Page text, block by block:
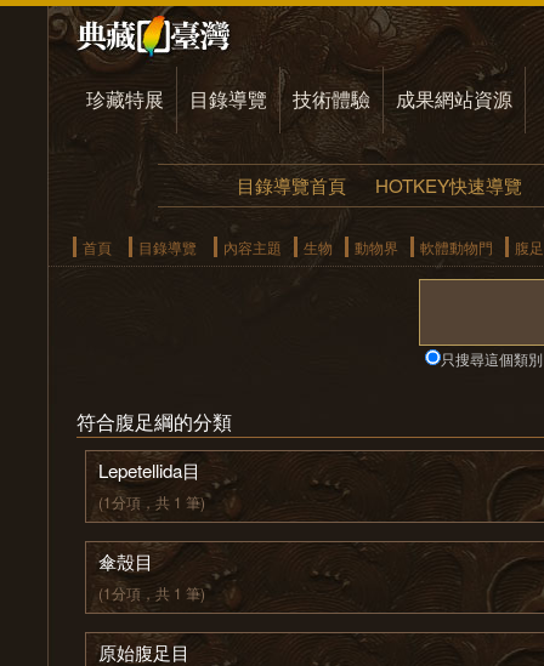
珍藏特展 目錄導覽 技術體驗 成果網站資源
目錄導覽首頁 HOTKEY快速導覽
首頁 目錄導覽 內容主題 生物 動物界 軟體動物門 腹
只搜尋這個類別
符合腹足綱的分類
Lepetellida目
(1分項，共 1 筆)
傘殼目
(1分項，共 1 筆)
原始腹足目